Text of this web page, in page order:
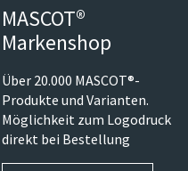
MASCOT®
Markenshop
Über 20.000 MASCOT®-
Produkte und Varianten.
Möglichkeit zum Logodruck
direkt bei Bestellung